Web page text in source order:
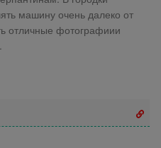
машину очень далеко от
отличные фотографиии